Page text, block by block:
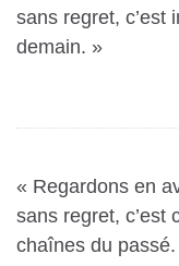
sans regret, c’est
demain. »
« Regardons en
sans regret, c’est
chaînes du